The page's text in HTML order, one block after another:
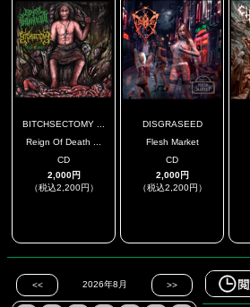
BITCHSECTOMY ...
Reign Of Death ...
CD
2,000円
（税込2,200円）
DISGRASEED
Flesh Market
CD
2,000円
（税込2,200円）